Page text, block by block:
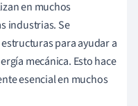
en muchos
industrias. Se
para ayudar a
mecánica. Esto hace
esencial en muchos